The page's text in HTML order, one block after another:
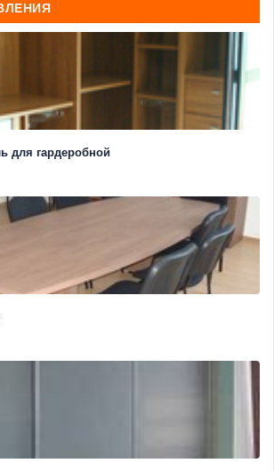
для гардеробной